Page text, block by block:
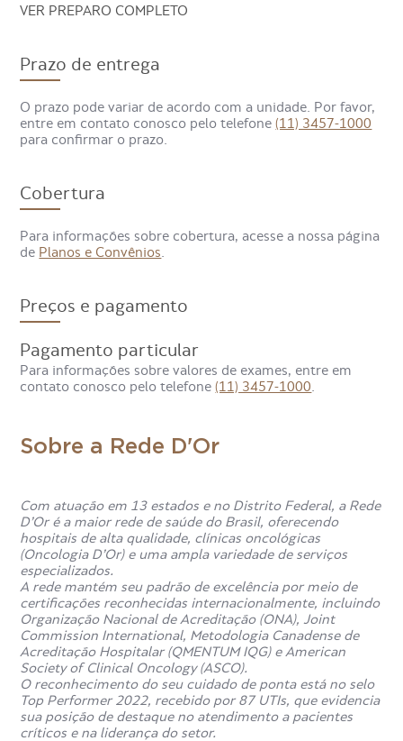
Qual especialista pode solicitar
o exame de Ressonância
outros, são alguns dos profissionais que podem solicitar a
ressonância magnética de coluna cervical para investigar
problemas nessa região.
VER PREPARO COMPLETO
Prazo de entrega
O prazo pode variar de acordo com a unidade. Por favor,
entre em contato conosco pelo telefone(11) 3457-1000
para confirmar o prazo.
Cobertura
Para informações sobre cobertura, acesse a nossa página
de Planos e Convênios
Preços e pagamento
Pagamento particular
Para informações sobre valores de exames, entre em
contato conosco pelo telefone(11) 3457-1000
Sobre a Rede D'Or
Com atuação em 13 estados e no Distrito Federal, a Rede
D’Or é a maior rede de saúde do Brasil, oferecendo
hospitais de alta qualidade, clínicas oncológicas
(Oncologia D’Or) e uma ampla variedade de serviços
especializados.
A rede mantém seu padrão de excelência por meio de
certificações reconhecidas internacionalmente, incluindo
Organização Nacional de Acreditação (ONA), Joint
Commission International, Metodologia Canadense de
Acreditação Hospitalar (QMENTUM IQG) e American
Society of Clinical Oncology (ASCO).
O reconhecimento do seu cuidado de ponta está no selo
Top Performer 2022, recebido por 87 UTIs, que evidencia
sua posição de destaque no atendimento a pacientes
críticos e na liderança do setor.